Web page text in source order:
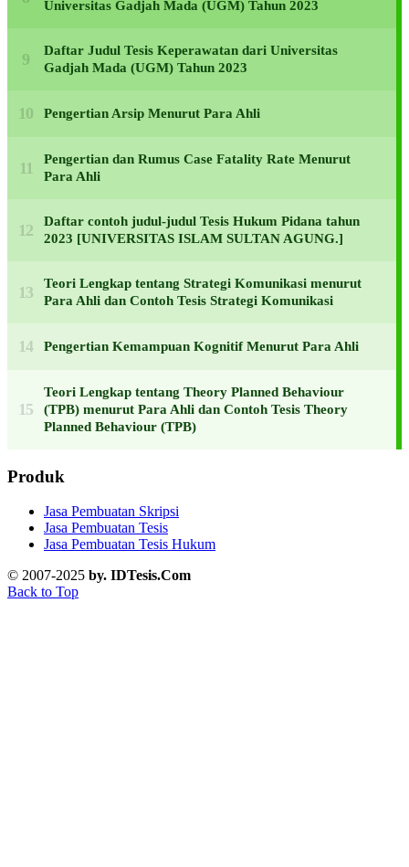
Universitas Gadjah Mada (UGM) Tahun 2023
Daftar Judul Tesis Keperawatan dari Universitas
Gadjah Mada (UGM) Tahun 2023
Pengertian Arsip Menurut Para Ahli
Pengertian dan Rumus Case Fatality Rate Menurut
Para Ahli
Daftar contoh judul-judul Tesis Hukum Pidana tahun
2023 [UNIVERSITAS ISLAM SULTAN AGUNG.]
Teori Lengkap tentang Strategi Komunikasi menurut
Para Ahli dan Contoh Tesis Strategi Komunikasi
Pengertian Kemampuan Kognitif Menurut Para Ahli
Teori Lengkap tentang Theory Planned Behaviour
(TPB) menurut Para Ahli dan Contoh Tesis Theory
Planned Behaviour (TPB)
Produk
Jasa Pembuatan Skripsi
Jasa Pembuatan Tesis
Jasa Pembuatan Tesis Hukum
© 2007-2025 by. IDTesis.Com
Back to Top